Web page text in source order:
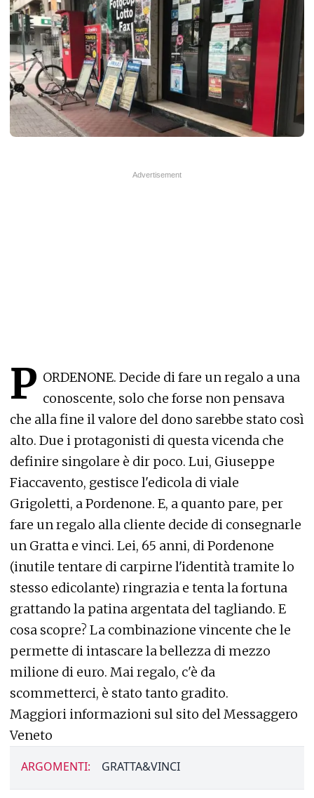
P ORDENONE. Decide di fare un regalo a una
conoscente, solo che forse non pensava
che alla fine il valore del dono sarebbe stato così
alto. Due i protagonisti di questa vicenda che
definire singolare è dir poco. Lui, Giuseppe
Fiaccavento, gestisce l'edicola di viale
Grigoletti, a Pordenone. E, a quanto pare, per
fare un regalo alla cliente decide di consegnarle
un Gratta e vinci. Lei, 65 anni, di Pordenone
(inutile tentare di carpirne l'identità tramite lo
stesso edicolante) ringrazia e tenta la fortuna
grattando la patina argentata del tagliando. E
cosa scopre? La combinazione vincente che le
permette di intascare la bellezza di mezzo
milione di euro. Mai regalo, c'è da
scommetterci, è stato tanto gradito.
Maggiori informazioni sul sito del Messaggero
Veneto
ARGOMENTI: GRATTA&VINCI